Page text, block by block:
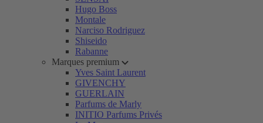
Hugo Boss
Montale
Narciso Rodriguez
Shiseido
Rabanne
Marques premium
Yves Saint Laurent
GIVENCHY
GUERLAIN
Parfums de Marly
INITIO Parfums Privés